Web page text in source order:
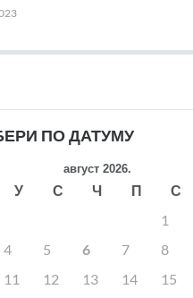
ПО ДАТУМУ
август 2026.
У С Ч П С
1
4 5 6 7 8
11 12 13 14 15